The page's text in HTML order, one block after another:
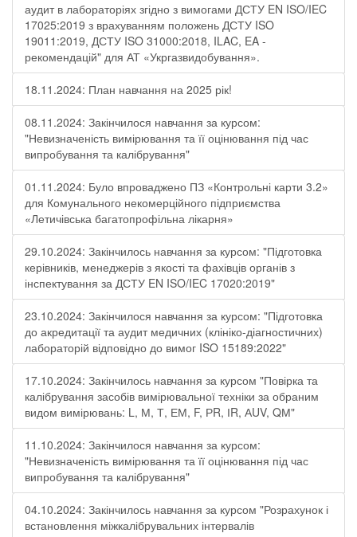
аудит в лабораторіях згідно з вимогами ДСТУ EN ISO/IEC
17025:2019 з врахуванням положень ДСТУ ISO
19011:2019, ДСТУ ISO 31000:2018, ILAC, EA -
рекомендацій" для АТ «Укргазвидобування».
18.11.2024: План навчання на 2025 рік!
08.11.2024: Закінчилося навчання за курсом:
"Невизначеність вимірювання та її оцінювання під час
випробування та калібрування"
01.11.2024: Було впроваджено ПЗ «Контрольні карти 3.2»
для Комунального некомерційного підприємства
«Летичівська багатопрофільна лікарня»
29.10.2024: Закінчилось навчання за курсом: "Підготовка
керівників, менеджерів з якості та фахівців органів з
інспектування за ДСТУ EN ISO/IEC 17020:2019"
23.10.2024: Закінчилося навчання за курсом: "Підготовка
до акредитації та аудит медичних (клініко-діагностичних)
лабораторій відповідно до вимог ISO 15189:2022"
17.10.2024: Закінчилось навчання за курсом "Повірка та
калібрування засобів вимірювальної техніки за обраним
видом вимірювань: L, М, Т, ЕМ, F, РR, ІR, АUV, QМ"
11.10.2024: Закінчилося навчання за курсом:
"Невизначеність вимірювання та її оцінювання під час
випробування та калібрування"
04.10.2024: Закінчилось навчання за курсом "Розрахунок і
встановлення міжкалібрувальних інтервалів